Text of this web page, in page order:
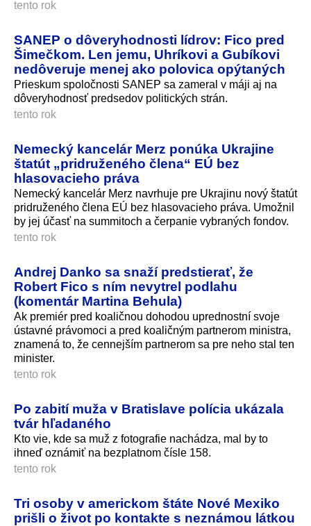
tento rok
SANEP o dôveryhodnosti lídrov: Fico pred
Šimečkom. Len jemu, Uhríkovi a Gubíkovi
nedôveruje menej ako polovica opýtaných
Prieskum spoločnosti SANEP sa zameral v máji aj na
dôveryhodnosť predsedov politických strán.
tento rok
Nemecký kancelár Merz ponúka Ukrajine
štatút „pridruženého člena“ EÚ bez
hlasovacieho práva
Nemecký kancelár Merz navrhuje pre Ukrajinu nový štatút
pridruženého člena EÚ bez hlasovacieho práva. Umožnil
by jej účasť na summitoch a čerpanie vybraných fondov.
tento rok
Andrej Danko sa snaží predstierať, že
Robert Fico s ním nevytrel podlahu
(komentár Martina Behula)
Ak premiér pred koaličnou dohodou uprednostní svoje
ústavné právomoci a pred koaličným partnerom ministra,
znamená to, že cennejším partnerom sa pre neho stal ten
minister.
tento rok
Po zabití muža v Bratislave polícia ukázala
tvár hľadaného
Kto vie, kde sa muž z fotografie nachádza, mal by to
ihneď oznámiť na bezplatnom čísle 158.
tento rok
Tri osoby v americkom štáte Nové Mexiko
prišli o život po kontakte s neznámou látkou